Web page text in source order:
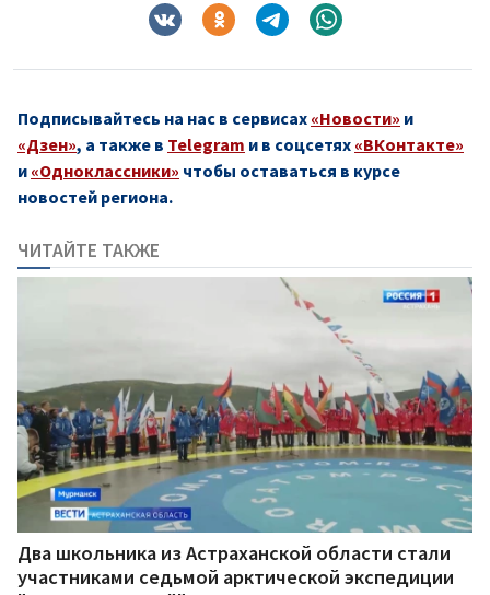
Подписывайтесь на нас в сервисах «Новости» и
«Дзен», а также в Telegram и в соцсетях «ВКонтакте»
и «Одноклассники» чтобы оставаться в курсе
новостей региона.
ЧИТАЙТЕ ТАКЖЕ
Два школьника из Астраханской области стали
участниками седьмой арктической экспедиции